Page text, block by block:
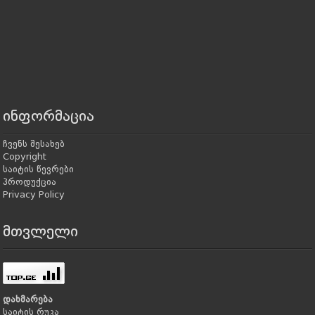
ინფორმაცია
ჩვენს შესახებ
Copyright
საიტის წევრები
პროდუქცია
Privacy Policy
მთვლელი
დახმარება
საიტის რუკა